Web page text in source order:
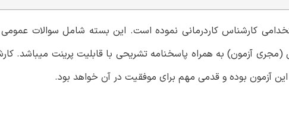
کارشناس کاردرمانی نموده است. این بسته شامل سوالات عمومی
آزمون) به همراه پاسخنامه تشریحی با قابلیت پرینت میباشد.
آزمون بوده و قدمی مهم برای موفقیت در آن خواهد بود.